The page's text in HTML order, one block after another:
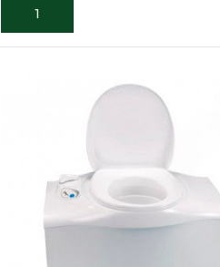
ADICIONAR